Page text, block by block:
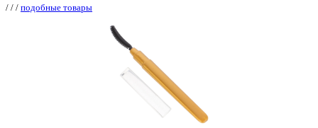
/ / / подобные товары